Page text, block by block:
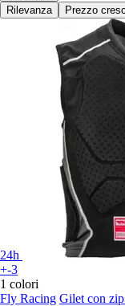
Rilevanza
Prezzo
24h
+-3
1 colori
Fly Racing Gilet con